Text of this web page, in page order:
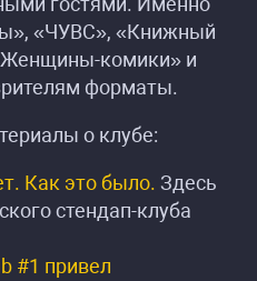
«ЧУВС», «Книжный
комики» и
форматы.
о клубе:
Как это было. Здесь
стендап-клуба
#1 привел